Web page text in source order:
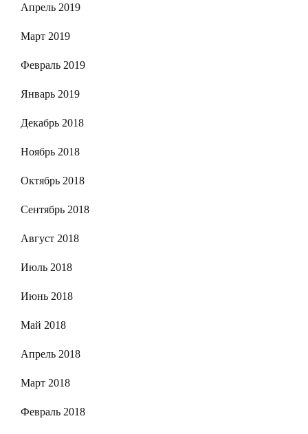
Апрель 2019
Март 2019
Февраль 2019
Январь 2019
Декабрь 2018
Ноябрь 2018
Октябрь 2018
Сентябрь 2018
Август 2018
Июль 2018
Июнь 2018
Май 2018
Апрель 2018
Март 2018
Февраль 2018